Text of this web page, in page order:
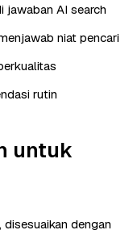
AI search
niat pencari
rutin
untuk
dengan